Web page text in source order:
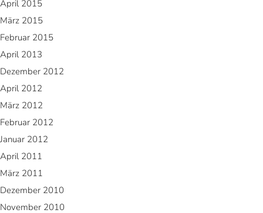
April 2015
März 2015
Februar 2015
April 2013
Dezember 2012
April 2012
März 2012
Februar 2012
Januar 2012
April 2011
März 2011
Dezember 2010
November 2010